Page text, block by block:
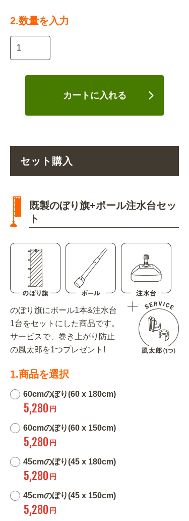
2.数量を入力
カートに入れる
セット購入
既製のぼり旗+ポール注水台セッ
ト
のぼり旗にポール1本&注水台
1台をセットにした商品です。
サービスで、巻き上がり防止
の風太郎を1つプレゼント!
1.商品を選択
60cmのぼり(60 x 180cm)
5,280 円
60cmのぼり(60 x 150cm)
5,280 円
45cmのぼり(45 x 180cm)
5,280 円
45cmのぼり(45 x 150cm)
5,280 円